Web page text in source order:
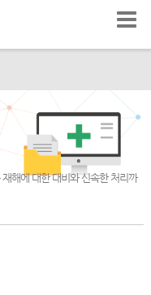
해에 대한 대비와 신속한 처리까